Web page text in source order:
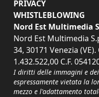
PRIVACY
WHISTLEBLOWING
Nord Est Multimedia
Nord Est Multimedia
34, 30171 Venezia
1.432.522,00 C.F.
I diritti delle immagini e
espressamente vietata la
mezzo e l'adattamento